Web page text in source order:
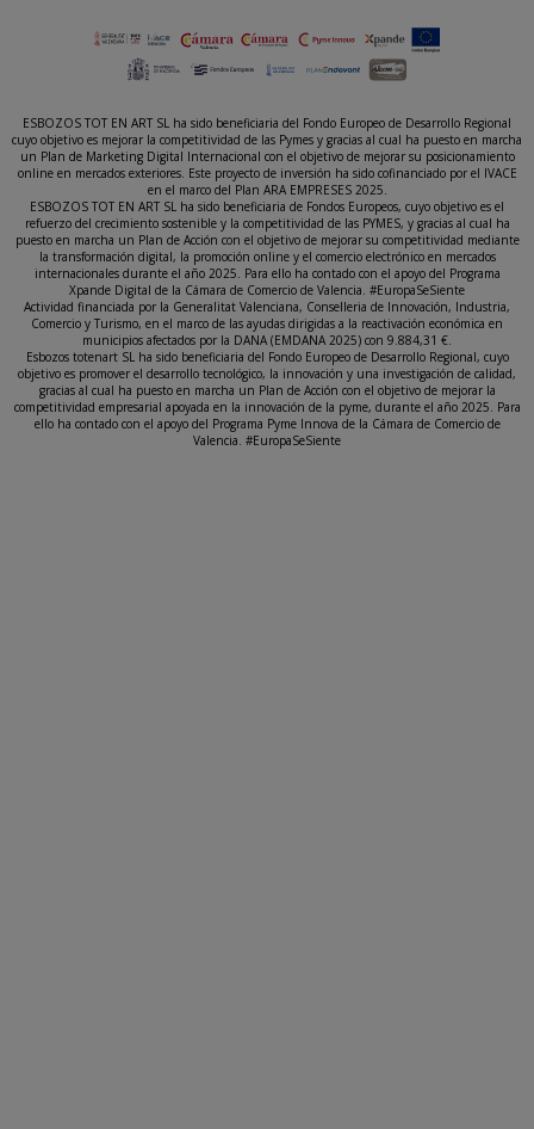
ESBOZOS TOT EN ART SL ha sido beneficiaria del Fondo Europeo de Desarrollo Regional
cuyo objetivo es mejorar la competitividad de las Pymes y gracias al cual ha puesto en marcha
un Plan de Marketing Digital Internacional con el objetivo de mejorar su posicionamiento
online en mercados exteriores. Este proyecto de inversión ha sido cofinanciado por el IVACE
en el marco del Plan ARA EMPRESES 2025.
ESBOZOS TOT EN ART SL ha sido beneficiaria de Fondos Europeos, cuyo objetivo es el
refuerzo del crecimiento sostenible y la competitividad de las PYMES, y gracias al cual ha
puesto en marcha un Plan de Acción con el objetivo de mejorar su competitividad mediante
la transformación digital, la promoción online y el comercio electrónico en mercados
internacionales durante el año 2025. Para ello ha contado con el apoyo del Programa
Xpande Digital de la Cámara de Comercio de Valencia. #EuropaSeSiente
Actividad financiada por la Generalitat Valenciana, Conselleria de Innovación, Industria,
Comercio y Turismo, en el marco de las ayudas dirigidas a la reactivación económica en
municipios afectados por la DANA (EMDANA 2025) con 9.884,31 €.
Esbozos totenart SL ha sido beneficiaria del Fondo Europeo de Desarrollo Regional, cuyo
objetivo es promover el desarrollo tecnológico, la innovación y una investigación de calidad,
gracias al cual ha puesto en marcha un Plan de Acción con el objetivo de mejorar la
competitividad empresarial apoyada en la innovación de la pyme, durante el año 2025. Para
ello ha contado con el apoyo del Programa Pyme Innova de la Cámara de Comercio de
Valencia. #EuropaSeSiente